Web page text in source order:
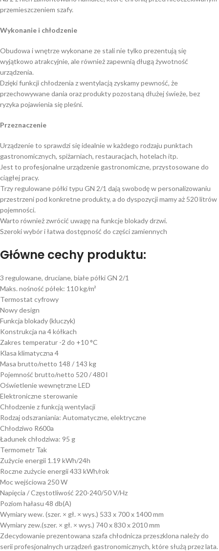
przemieszczeniem szafy.
Wykonanie i chłodzenie
Obudowa i wnętrze wykonane ze stali nie tylko prezentują się
wyjątkowo atrakcyjnie, ale również zapewnią długą żywotność
urządzenia.
Dzięki funkcji chłodzenia z wentylacją zyskamy pewność, że
przechowywane dania oraz produkty pozostaną dłużej świeże, bez
ryzyka pojawienia się pleśni.
Przeznaczenie
Urządzenie to sprawdzi się idealnie w każdego rodzaju punktach
gastronomicznych, spiżarniach, restauracjach, hotelach itp.
Jest to profesjonalne urządzenie gastronomiczne, przystosowane do
ciągłej pracy.
Trzy regulowane półki typu GN 2/1 dają swobodę w personalizowaniu
przestrzeni pod konkretne produkty, a do dyspozycji mamy aż 520 litrów
pojemności.
Warto również zwrócić uwagę na funkcje blokady drzwi.
Szeroki wybór i łatwa dostępność do części zamiennych
Główne cechy produktu:
3 regulowane, druciane, białe półki GN 2/1
Maks. nośność półek: 110 kg/m²
Termostat cyfrowy
Nowy design
Funkcja blokady (kluczyk)
Konstrukcja na 4 kółkach
Zakres temperatur -2 do +10 °C
Klasa klimatyczna 4
Masa brutto/netto 148 / 143 kg
Pojemność brutto/netto 520 / 480 l
Oświetlenie wewnętrzne LED
Elektroniczne sterowanie
Chłodzenie z funkcją wentylacji
Rodzaj odszraniania: Automatyczne, elektryczne
Chłodziwo R600a
Ładunek chłodziwa: 95 g
Termometr Tak
Zużycie energii 1.19 kWh/24h
Roczne zużycie energii 433 kWh/rok
Moc wejściowa 250 W
Napięcia / Częstotliwość 220-240/50 V/Hz
Poziom hałasu 48 db(A)
Wymiary wew. (szer. × gł. × wys.) 533 x 700 x 1400 mm
Wymiary zew.(szer. × gł. × wys.) 740 x 830 x 2010 mm
Zdecydowanie prezentowana szafa chłodnicza przeszklona należy do
serii profesjonalnych urządzeń gastronomicznych, które służą przez lata.